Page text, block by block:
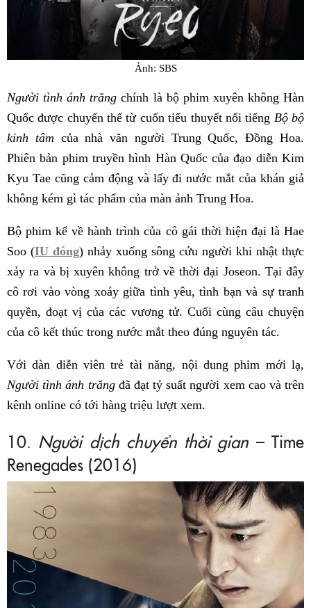
Ảnh: SBS
Người tình ánh trăng chính là bộ phim xuyên không Hàn
Quốc được chuyển thể từ cuốn tiểu thuyết nổi tiếng Bộ bộ
kinh tâm của nhà văn người Trung Quốc, Đồng Hoa.
Phiên bản phim truyền hình Hàn Quốc của đạo diễn Kim
Kyu Tae cũng cảm động và lấy đi nước mắt của khán giả
không kém gì tác phẩm của màn ảnh Trung Hoa.
Bộ phim kể về hành trình của cô gái thời hiện đại là Hae
Soo (IU đóng) nhảy xuống sông cứu người khi nhật thực
xảy ra và bị xuyên không trở về thời đại Joseon. Tại đây
cô rơi vào vòng xoáy giữa tình yêu, tình bạn và sự tranh
quyền, đoạt vị của các vương tử. Cuối cùng câu chuyện
của cô kết thúc trong nước mắt theo đúng nguyên tác.
Với dàn diễn viên trẻ tài năng, nội dung phim mới lạ,
Người tình ánh trăngđã đạt tỷ suất người xem cao và trên
kênh online có tới hàng triệu lượt xem.
10. Người dịch chuyển thời gian – Time
Renegades (2016)